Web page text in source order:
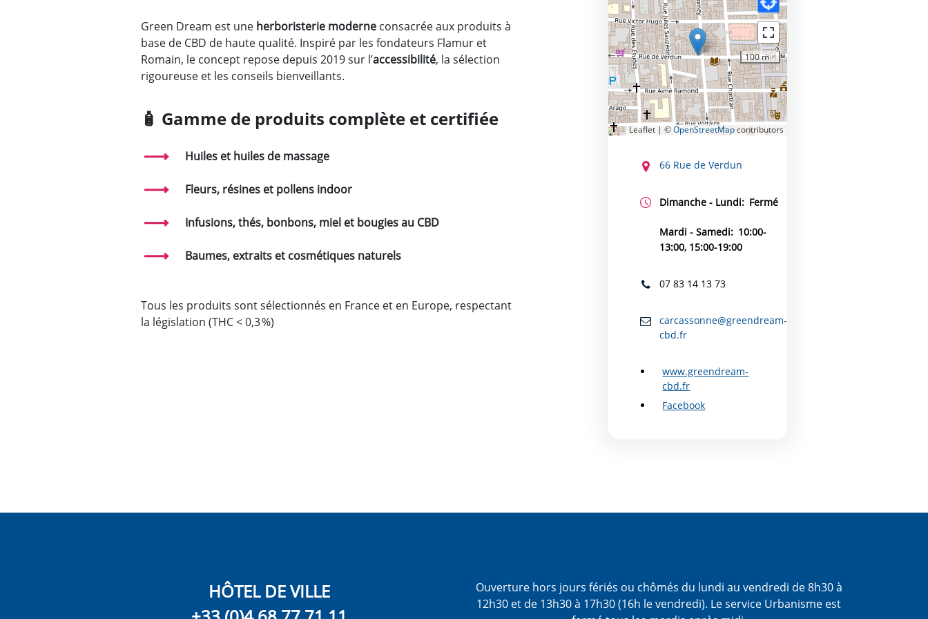
Green Dream est une herboristerie moderne consacrée aux produits à
base de CBD de haute qualité. Inspiré par les fondateurs Flamur et
Romain, le concept repose depuis 2019 sur l’accessibilité, la sélection
rigoureuse et les conseils bienveillants.
🧴 Gamme de produits complète et certifiée
Huiles et huiles de massage
Fleurs, résines et pollens indoor
Infusions, thés, bonbons, miel et bougies au CBD
Baumes, extraits et cosmétiques naturels
Tous les produits sont sélectionnés en France et en Europe, respectant
la législation (THC < 0,3 %)
100 m
Leaflet | ©OpenStreetMapcontributors
66 Rue de Verdun
Dimanche - Lundi: Fermé
Mardi - Samedi: 10:00-
13:00, 15:00-19:00
07 83 14 13 73
carcassonne@greendream-
cbd.fr
www.greendream-
cbd.fr
Facebook
HÔTEL DE VILLE
Ouverture hors jours fériés ou chômés du lundi au vendredi de 8h30 à
12h30 et de 13h30 à 17h30 (16h le vendredi). Le service Urbanisme est